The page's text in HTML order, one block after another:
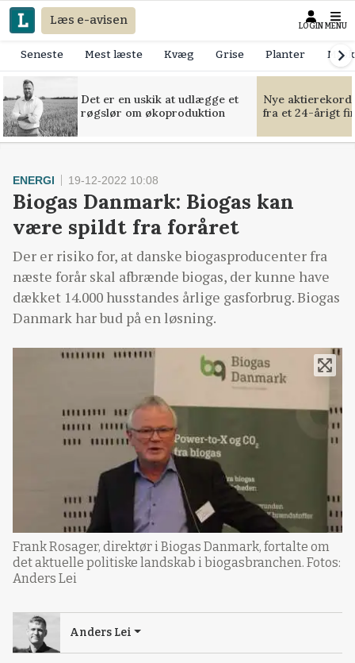
Læs e-avisen LOGIN MENU
Seneste Mest læste Kvæg Grise Planter
Det er en uskik at udlægge et
røgslør om økoproduktion
Nye
fra et 24-årigt
ENERGI 19-12-2022 10:08
Biogas Danmark: Biogas kan
være spildt fra foråret
Der er risiko for, at danske biogasproducenter fra
næste forår skal afbrænde biogas, der kunne have
dækket 14.000 husstandes årlige gasforbrug. Biogas
Danmark har bud på en løsning.
Frank Rosager, direktør i Biogas Danmark, fortalte om
det aktuelle politiske landskab i biogasbranchen. Fotos:
Anders Lei
Anders Lei